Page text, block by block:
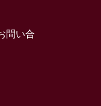
問い合